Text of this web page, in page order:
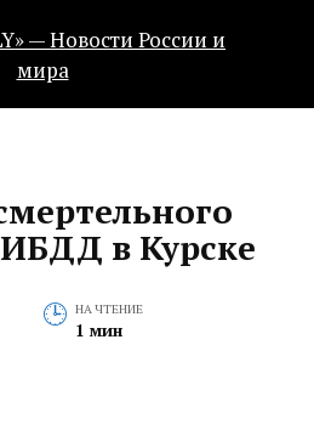
в Курске
НА ЧТЕНИЕ
1 мин